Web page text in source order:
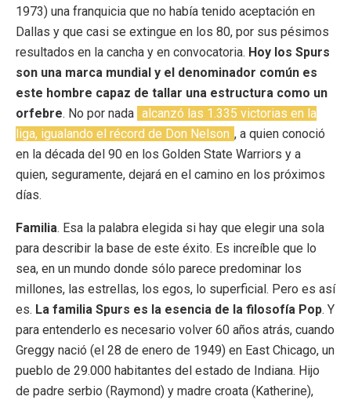
1973) una franquicia que no había tenido aceptación en
Dallas y que casi se extingue en los 80, por sus pésimos
resultados en la cancha y en convocatoria. Hoy los Spurs
son una marca mundial y el denominador común es
este hombre capaz de tallar una estructura como un
orfebre. No por nada alcanzó las 1.335 victorias en la
liga, igualando el récord de Don Nelson , a quien conoció
en la década del 90 en los Golden State Warriors y a
quien, seguramente, dejará en el camino en los próximos
días.
Familia. Esa la palabra elegida si hay que elegir una sola
para describir la base de este éxito. Es increíble que lo
sea, en un mundo donde sólo parece predominar los
millones, las estrellas, los egos, lo superficial. Pero es así
es. La familia Spurs es la esencia de la filosofía Pop. Y
para entenderlo es necesario volver 60 años atrás, cuando
Greggy nació (el 28 de enero de 1949) en East Chicago, un
pueblo de 29.000 habitantes del estado de Indiana. Hijo
de padre serbio (Raymond) y madre croata (Katherine),